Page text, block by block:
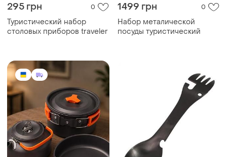
295 грн 0
Туристический набор
столовых приборов traveler
1499 грн 0
Набор металической
посуды туристический